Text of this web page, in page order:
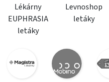
Lékárny
EUPHRASIA
letáky
Levnoshop
letáky